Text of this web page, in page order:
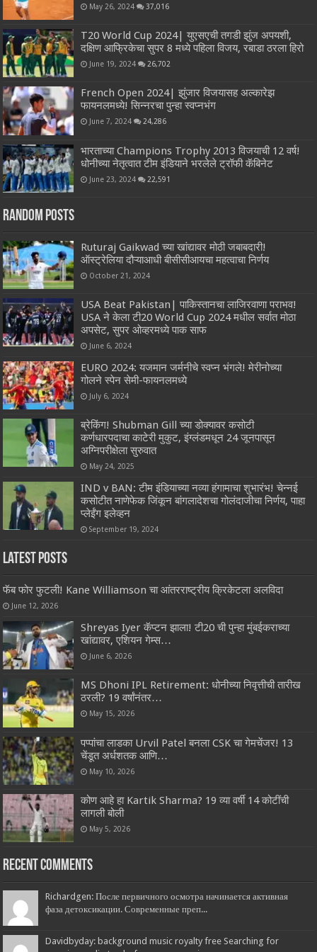
May 26, 2024 37,016
T20 World Cup 2024| युएसएची तगडी झुंज अपयशी,
दक्षिण आफ्रिकेचा सुपर 8 मध्ये पहिला विजय, रबाडा ठरला हिरो
June 19, 2024 26,702
French Open 2024| झुंजार विजयासह अल्कारेझ
फायनलमध्ये! सिन्नरचा पुन्हा स्वप्नभंग
June 7, 2024 24,286
भारताच्या Champions Trophy 2013 विजयाची 12 वर्ष!
धोनीच्या नेतृत्वात टीम इंडियाने भरलेले ट्रॉफी कॅबिनेट
June 23, 2024 22,591
Random Posts
Ruturaj Gaikwad च्या खांद्यावर मोठी जबाबदारी!
ऑस्ट्रेलिया दौऱ्याआधी बीसीसीआयचा महत्वाचा निर्णय
October 21, 2024
USA Beat Pakistan| पाकिस्तानचा लाजिरवाणा पराभव!
USA ने केला टी20 World Cup 2024 मधील सर्वात मोठा
अपसेट, सुपर ओव्हरमध्ये पाक साफ
June 6, 2024
EURO 2024: यजमान जर्मनीचे स्वप्न भंगले! मेरीनोच्या
गोलने स्पेन सेमी-फायनलमध्ये
July 6, 2024
ब्रेकिंग! Shubman Gill च्या डोक्यावर कसोटी
कर्णधारपदाचा काटेरी मुकुट, इंग्लंडमधून 24 जूनपासून
अग्निपरीक्षेला सुरुवात
May 24, 2025
IND v BAN: टीम इंडियाच्या नव्या हंगामाचा शुभारंभ! चेन्नई
कसोटीत नाणेफेक जिंकून बांगलादेशचा गोलंदाजीचा निर्णय, पाहा
प्लेईंग इलेव्हन
September 19, 2024
Latest Posts
फॅब फोर फुटली! Kane Williamson चा आंतरराष्ट्रीय क्रिकेटला अलविदा
June 12, 2026
Shreyas Iyer कॅप्टन झाला! टी20 ची पुन्हा मुंबईकराच्या
खांद्यावर, एशियन गेम्स…
June 6, 2026
MS Dhoni IPL Retirement: धोनीच्या निवृत्तीची तारीख
ठरली? 19 वर्षांनंतर…
May 15, 2026
पप्पांचा लाडका Urvil Patel बनला CSK चा गेमचेंजर! 13
चेंडूत अर्धशतक आणि…
May 10, 2026
कोण आहे हा Kartik Sharma? 19 व्या वर्षी 14 कोटींची
लागली बोली
May 5, 2026
Recent Comments
Richardgen: После первичного осмотра начинается активная
фаза детоксикации. Современные преп...
Davidbyday: background music royalty free Searching for